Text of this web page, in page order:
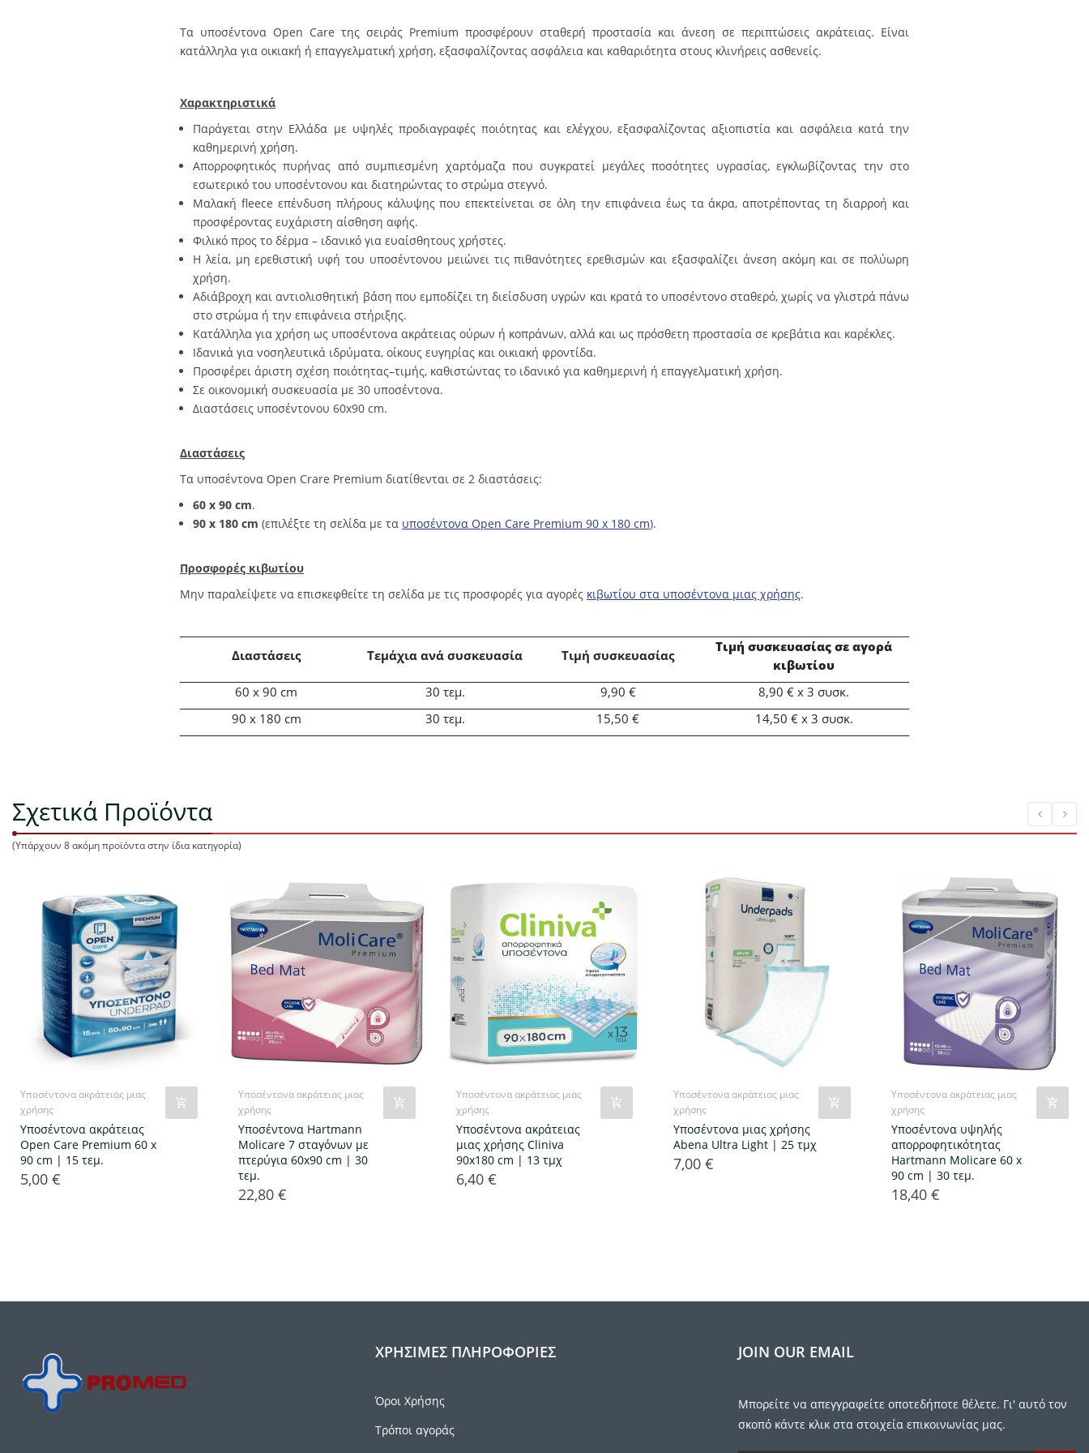
Τα υποσέντονα Open Care της σειράς Premium προσφέρουν σταθερή προστασία και άνεση σε περιπτώσεις ακράτειας. Είναι
κατάλληλα για οικιακή ή επαγγελματική χρήση, εξασφαλίζοντας ασφάλεια και καθαριότητα στους κλινήρεις ασθενείς.
Χαρακτηριστικά
Παράγεται στην Ελλάδα με υψηλές προδιαγραφές ποιότητας και ελέγχου, εξασφαλίζοντας αξιοπιστία και ασφάλεια κατά την
καθημερινή χρήση.
Απορροφητικός πυρήνας από συμπιεσμένη χαρτόμαζα που συγκρατεί μεγάλες ποσότητες υγρασίας, εγκλωβίζοντας την στο
εσωτερικό του υποσέντονου και διατηρώντας το στρώμα στεγνό.
Μαλακή fleece επένδυση πλήρους κάλυψης που επεκτείνεται σε όλη την επιφάνεια έως τα άκρα, αποτρέποντας τη διαρροή και
προσφέροντας ευχάριστη αίσθηση αφής.
Φιλικό προς το δέρμα – ιδανικό για ευαίσθητους χρήστες.
Η λεία, μη ερεθιστική υφή του υποσέντονου μειώνει τις πιθανότητες ερεθισμών και εξασφαλίζει άνεση ακόμη και σε πολύωρη
χρήση.
Αδιάβροχη και αντιολισθητική βάση που εμποδίζει τη διείσδυση υγρών και κρατά το υποσέντονο σταθερό, χωρίς να γλιστρά πάνω
στο στρώμα ή την επιφάνεια στήριξης.
Κατάλληλα για χρήση ως υποσέντονα ακράτειας ούρων ή κοπράνων, αλλά και ως πρόσθετη προστασία σε κρεβάτια και καρέκλες.
Ιδανικά για νοσηλευτικά ιδρύματα, οίκους ευγηρίας και οικιακή φροντίδα.
Προσφέρει άριστη σχέση ποιότητας–τιμής, καθιστώντας το ιδανικό για καθημερινή ή επαγγελματική χρήση.
Σε οικονομική συσκευασία με 30 υποσέντονα.
Διαστάσεις υποσέντονου 60x90 cm.
Διαστάσεις
Τα υποσέντονα Open Crare Premium διατίθενται σε 2 διαστάσεις:
60 x 90 cm.
90 x 180 cm (επιλέξτε τη σελίδα με τα υποσέντονα Open Care Premium 90 x 180 cm).
Προσφορές κιβωτίου
Μην παραλείψετε να επισκεφθείτε τη σελίδα με τις προσφορές για αγορές κιβωτίου στα υποσέντονα μιας χρήσης.
Διαστάσεις Τεμάχια ανά συσκευασία Τιμή συσκευασίας
Τιμή συσκευασίας σε αγορά
κιβωτίου
60 x 90 cm
30 τεμ. 9,90 €
8,90 € x 3 συσκ.
90 x 180 cm
30 τεμ. 15,50 € 14,50 € x 3 συσκ.
Σχετικά Προϊόντα
(Υπάρχουν 8 ακόμη προϊόντα στην ίδια κατηγορία)
Υποσέντονα ακράτειας μιας
χρήσης
Υποσέντονα ακράτειας
Open Care Premium 60 x
90 cm | 15 τεμ.
Τιμή
5,00 €
Υποσέντονα ακράτειας μιας
χρήσης
Υποσέντονα Hartmann
Molicare 7 σταγόνων με
πτερύγια 60x90 cm | 30
τεμ.
Τιμή
22,80 €
Υποσέντονα ακράτειας μιας
χρήσης
Υποσέντονα ακράτειας
μιας χρήσης Cliniva
90x180 cm | 13 τμχ
Τιμή
6,40 €
Υποσέντονα ακράτειας μιας
χρήσης
Υποσέντονα μιας χρήσης
Abena Ultra Light | 25 τμχ
Τιμή
7,00 €
Υποσέντονα ακράτειας μιας
χρήσης
Υποσέντονα υψηλής
απορροφητικότητας
Hartmann Molicare 60 x
90 cm | 30 τεμ.
Τιμή
18,40 €
ΧΡΉΣΙΜΕΣ ΠΛΗΡΟΦΟΡΊΕΣ
Όροι Χρήσης
Τρόποι αγοράς
JOIN OUR EMAIL
Μπορείτε να απεγγραφείτε οποτεδήποτε θέλετε. Γι' αυτό τον
σκοπό κάντε κλικ στα στοιχεία επικοινωνίας μας.